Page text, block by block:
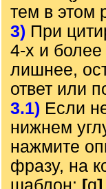
тем в этом
3) При
4-х и более
лишнее,
ответ или
3.1) Если
нижнем
нажмите
фразу, на
шаблон: [q]